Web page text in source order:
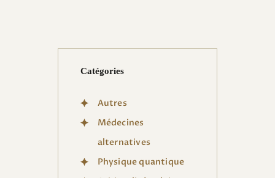
Catégories
Autres
Médecines
alternatives
Physique quantique